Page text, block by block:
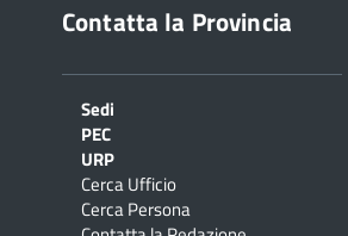
Contatta la Provincia
Sedi
PEC
URP
Cerca Ufficio
Cerca Persona